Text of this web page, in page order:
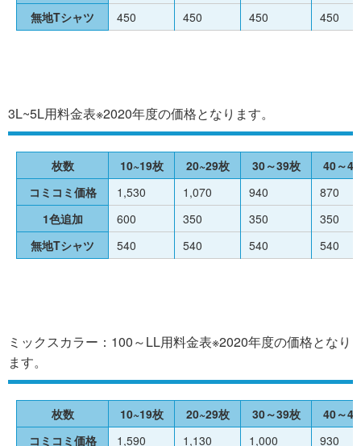
無地Tシャツ
450 450 450 450
3L~5L用料金表※2020年度の価格となります。
枚数 10~19枚 20~29枚 30～39枚
40～
コミコミ価格
1,530 1,070 940
870
1色追加
600 350 350
350
無地Tシャツ
540 540 540 540
ミックスカラー：100～LL用料金表※2020年度の価格となり
ます。
枚数 10~19枚 20~29枚 30～39枚
40～
コミコミ価格
1,590 1,130 1,000
930